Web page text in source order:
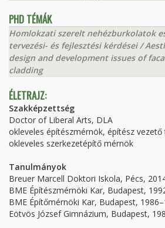
PHD TÉMÁK
Homlokzati szerelt nehézburkolatok
tervezési- és fejlesztési kérdései /
design and development issues of
cladding
ÉLETRAJZ:
Szakképzettség
Doctor of Liberal Arts, DLA
okleveles építészmérnök, építész vezető
okleveles szerkezetépítő mérnök
Tanulmányok
Breuer Marcell Doktori Iskola, Pécs,
BME Építészmérnöki Kar, Budapest,
BME Építőmérnöki Kar, Budapest,
Eötvös József Gimnázium, Budapest,